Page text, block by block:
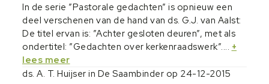
In de serie ”Pastorale gedachten” is opnieuw een
deel verschenen van de hand van ds. G.J. van Aalst:
De titel ervan is: ”Achter gesloten deuren”, met als
ondertitel: ”Gedachten over kerkenraadswerk”.... +
lees meer
ds. A. T. Huijser in De Saambinder op 24-12-2015